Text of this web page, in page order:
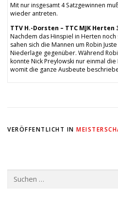
Mit nur insgesamt 4 Satzgewinnen
wieder antreten.
TTV H.-Dorsten – TTC MJK Herten
Nachdem das Hinspiel in Herten
sahen sich die Mannen um Robin
Niederlage gegenüber. Während
konnte Nick Preylowski nur einmal
womit die ganze Ausbeute
VERÖFFENTLICHT IN
nach: